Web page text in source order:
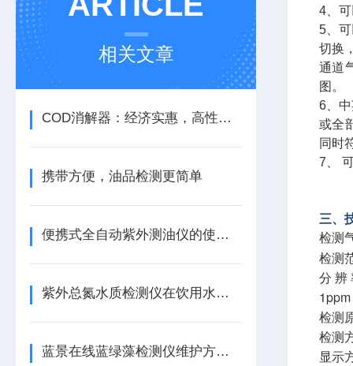
相关文章
COD消解器：经济实惠，高性价比的检测选择
携带方便，油品检测更简单
便携式全自动紫外测油仪的使用场景有哪些？
紫外总氮水质检测仪在饮用水源保护中的应用
蓝景在线蓝绿藻检测仪维护方案，精准监测的保障之道
4、
5、
切换
通道
图。
6、
或全
同时
7、
三、
检测
检测
分 辨
检测
检测
显示